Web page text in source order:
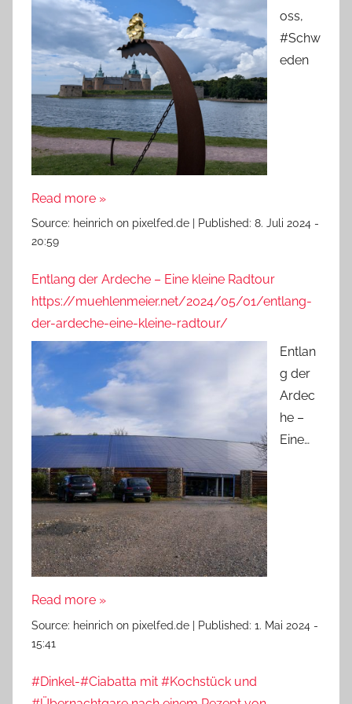
oss,
#Schw
eden
Read more »
Source: heinrich on pixelfed.de Published: 8. Juli 2024 -
20:59
Entlang der Ardeche – Eine kleine Radtour
https://muehlenmeier.net/2024/05/01/entlang-
der-ardeche-eine-kleine-radtour/
Entlan
g der
Ardec
he –
Eine…
Read more »
Source: heinrich on pixelfed.de Published: 1. Mai 2024 -
15:41
#Dinkel-#Ciabatta mit #Kochstück und